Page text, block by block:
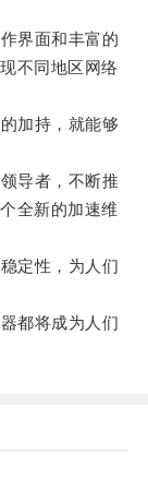
界面和丰富的
不同地区网络
加持，就能够
导者，不断推
全新的加速维
定性，为人们
都将成为人们